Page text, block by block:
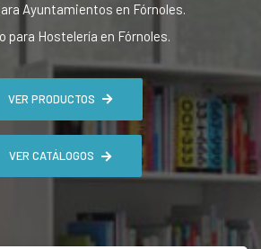
Ayuntamientos en Fórnoles.
para Hostelería en Fórnoles.
VER PRODUCTOS
VER CATÁLOGOS